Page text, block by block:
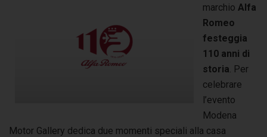
marchio Alfa
Romeo
festeggia
110 anni di
storia . Per
celebrare
l’evento
Modena
Motor Gallery dedica due momenti speciali alla casa